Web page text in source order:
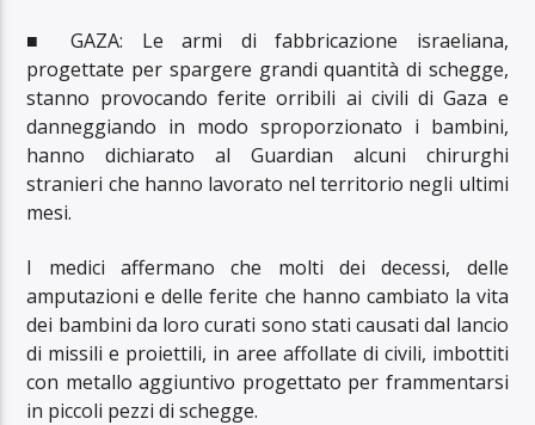
■ GAZA: Le armi di fabbricazione israeliana,
progettate per spargere grandi quantità di schegge,
stanno provocando ferite orribili ai civili di Gaza e
danneggiando in modo sproporzionato i bambini,
hanno dichiarato al Guardian alcuni chirurghi
stranieri che hanno lavorato nel territorio negli ultimi
mesi.
I medici affermano che molti dei decessi, delle
amputazioni e delle ferite che hanno cambiato la vita
dei bambini da loro curati sono stati causati dal lancio
di missili e proiettili, in aree affollate di civili, imbottiti
con metallo aggiuntivo progettato per frammentarsi
in piccoli pezzi di schegge.